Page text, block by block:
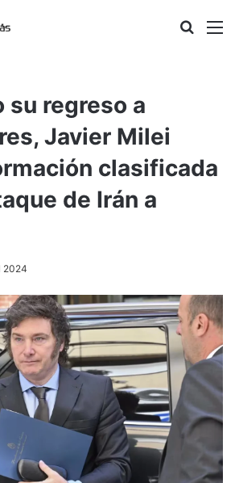
Buscar
su regreso a
Javier Milei
clasificada
de Irán a
2024